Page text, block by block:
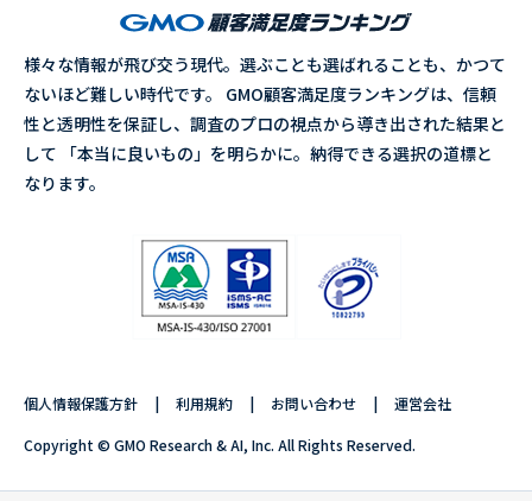
様々な情報が飛び交う現代。選ぶことも選ばれることも、かつて
ないほど難しい時代です。 GMO顧客満足度ランキングは、信頼
性と透明性を保証し、調査のプロの視点から導き出された結果と
して 「本当に良いもの」を明らかに。納得できる選択の道標と
なります。
個人情報保護方針 利用規約 お問い合わせ 運営会社
Copyright © GMO Research & AI, Inc. All Rights Reserved.